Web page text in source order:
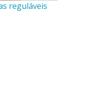
reguláveis